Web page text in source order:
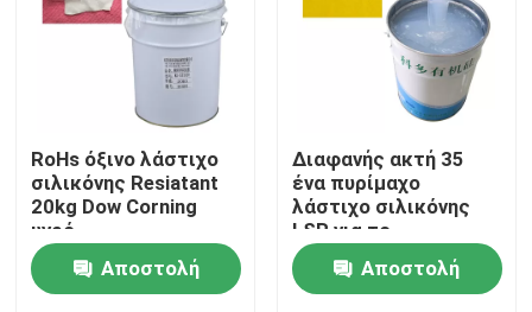
Υγρή φορμάροντας σιλικόνη
Μελάνι εκτύπωσης μεταφοράς θερμότητας
Βασισμένο στη σιλικόνη επίστρωμα
RoHs όξινο λάστιχο
σιλικόνης Resiatant
20kg Dow Corning
υγρό
Αποστολή
Διαφανής ακτή 35
ένα πυρίμαχο
λάστιχο σιλικόνης
LSR για το
επίστρωμα
χρώματοςΑποστολή